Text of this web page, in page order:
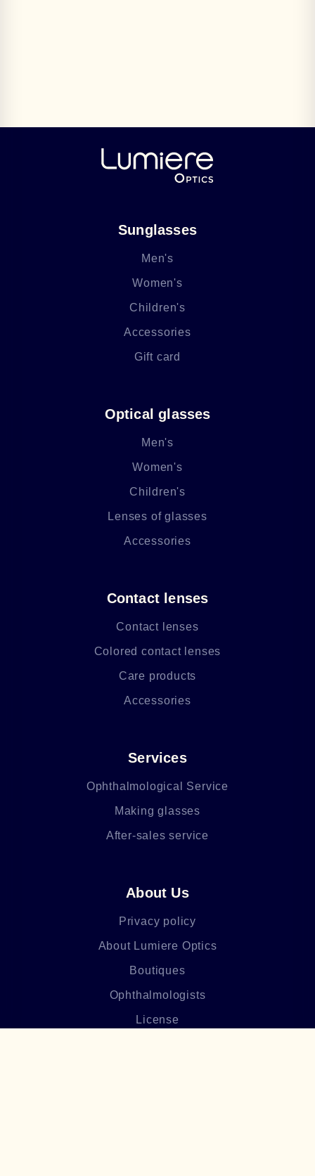
Sunglasses
Men's
Women's
Children's
Accessories
Gift card
Optical glasses
Men's
Women's
Children's
Lenses of glasses
Accessories
Contact lenses
Contact lenses
Colored contact lenses
Care products
Accessories
Services
Ophthalmological Service
Making glasses
After-sales service
About Us
Privacy policy
About Lumiere Optics
Boutiques
Ophthalmologists
License